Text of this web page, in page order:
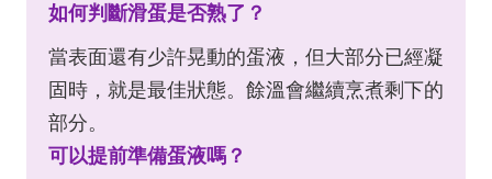
如何判斷滑蛋是否熟了？
當表面還有少許晃動的蛋液，但大部分已經凝
固時，就是最佳狀態。餘溫會繼續烹煮剩下的
部分。
可以提前準備蛋液嗎？